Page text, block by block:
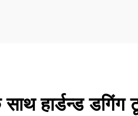
हार्डन्ड डगिंग